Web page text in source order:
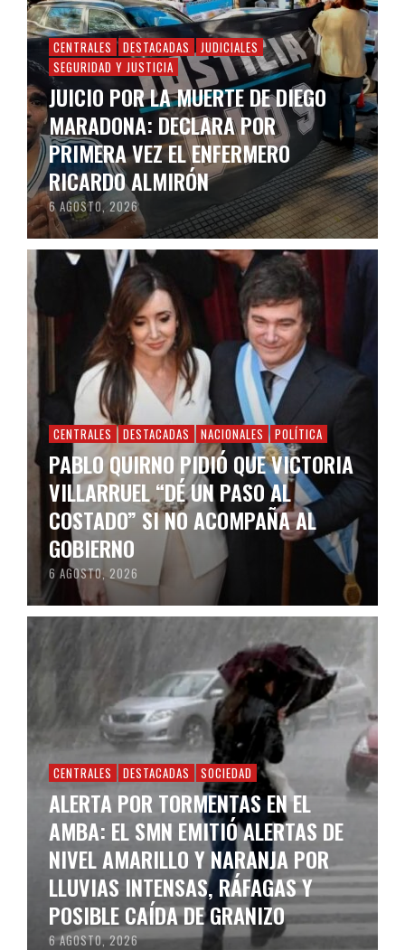
CENTRALES DESTACADAS
JUDICIALES
SEGURIDAD Y JUSTICIA
JUICIO POR LA MUERTE DE DIEGO
MARADONA: DECLARA POR
PRIMERA VEZ EL ENFERMERO
RICARDO ALMIRÓN
6 AGOSTO, 2026
CENTRALES DESTACADAS NACIONALES POLÍTICA
PABLO QUIRNO PIDIÓ QUE VICTORIA
VILLARRUEL “DÉ UN PASO AL
COSTADO” SI NO ACOMPAÑA AL
GOBIERNO
6 AGOSTO, 2026
CENTRALES DESTACADAS SOCIEDAD
ALERTA POR TORMENTAS EN EL
AMBA: EL SMN EMITIÓ ALERTAS DE
NIVEL AMARILLO Y NARANJA POR
LLUVIAS INTENSAS, RÁFAGAS Y
POSIBLE CAÍDA DE GRANIZO
6 AGOSTO, 2026